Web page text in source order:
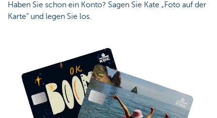
Haben Sie schon ein Konto? Sagen Sie Kate „Foto auf der
Karte“ und legen Sie los.